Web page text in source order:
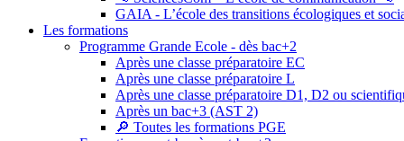
GAIA - L’école des transitions écologiques et
Les formations
Programme Grande Ecole - dès bac+2
Après une classe préparatoire EC
Après une classe préparatoire L
Après une classe préparatoire D1, D2 ou
Après un bac+3 (AST 2)
🔎 Toutes les formations PGE